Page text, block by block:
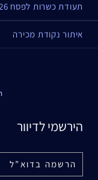
תעודת כשרות לפסח 2026
איתור נקודת מכירה
הירשמי לדיוור